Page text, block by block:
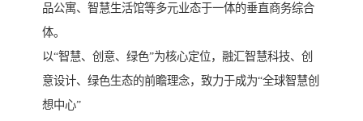
品公寓、智慧生活馆等多元业态于一体的垂直商务综合
体。
以“智慧、创意、绿色”为核心定位，融汇智慧科技、创
意设计、绿色生态的前瞻理念，致力于成为“全球智慧创
想中心”